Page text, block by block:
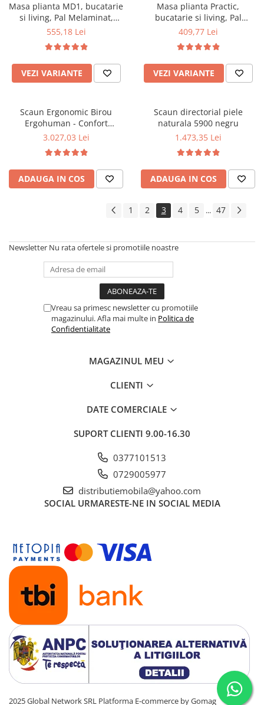
Masa plianta MD1, bucatarie
si living, Pal Melaminat,
colturi rotunjite, 6 persoane,
555,18 Lei
VEZI VARIANTE
Masa plianta Practic,
bucatarie si living, Pal
Melaminat, insertii lemn
rotunjite, 120x74x75 cm,
stejar sonoma
409,77 Lei
VEZI VARIANTE
Scaun Ergonomic Birou
Ergohuman - Confort
Premium, Reglaje Inteligente
Performanta la Birou
3.027,03 Lei
ADAUGA IN COS
Scaun directorial piele
naturala 5900 negru
1.473,35 Lei
ADAUGA IN COS
1 2 3 4 5 ... 47
Newsletter Nu rata ofertele si promotiile noastre
Vreau sa primesc newsletter cu promotiile
magazinului. Afla mai multe in Politica de
Confidentialitate
MAGAZINUL MEU
CLIENTI
DATE COMERCIALE
SUPORT CLIENTI 9.00-16.30
0377101513
0729005977
distributiemobila@yahoo.com
SOCIAL URMARESTE-NE IN SOCIAL MEDIA
2025 Global Network SRL Platforma E-commerce by Gomag